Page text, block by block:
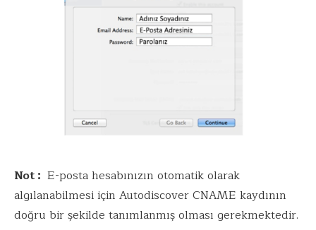
Not : E-posta hesabınızın otomatik olarak
algılanabilmesi için Autodiscover CNAME kaydının
doğru bir şekilde tanımlanmış olması gerekmektedir.